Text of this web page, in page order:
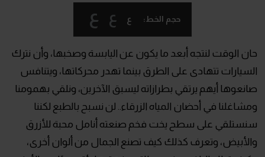
حجم الخط: ع ع ع
حان الوقت لنتجه أبعد ما يكون عن اليابسة وصخبها، وأن نترك
السيارات تتهادى على الطرق بينما تهدر محركاتها، ويتنافس
صانعوها أيهم يرتقي بطرازاته ليسبق الآخرين، ونلقي بهمومنا
ومشاغلنا في أحضان المياه الزرقاء.. لن نسبح بالطبع لكننا
سنستلقي على سطح يخت فخم صنعته أنامل محبة للأزرق
والأبيض، وتعرف كذلك كيف تصنع الجمال من ألوان أخرى،